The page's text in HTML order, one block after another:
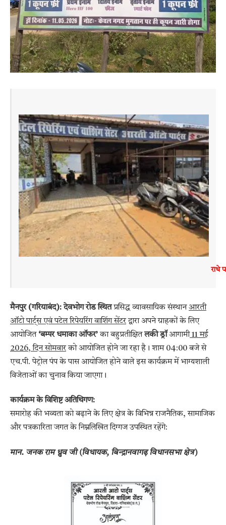
राधे
​मैनपुर (गरियाबंद): देवभोग रोड स्थितप्रसिद्ध व्यावसायिक संस्थानआरती
ऑटो पार्ट्स एवं पटेल रिपेयरिंग वाशिंग सेंटरद्वारा अपने ग्राहकों के लिए
आयोजित ‘बम्पर धमाका ऑफर’का बहुप्रतीक्षितलकी ड्रॉआगामी11 मई
2026, दिन सोमवारको आयोजित होने जा रहा है। शाम 04:00 बजे से
एच.पी. पेट्रोल पंप के पास आयोजित होने वाले इस कार्यक्रम में भाग्यशाली
विजेताओं का चुनाव किया जाएगा।
​कार्यक्रम के विशिष्ट अतिथिगण:
​समारोह की भव्यता को बढ़ाने के लिए क्षेत्र के विभिन्न राजनैतिक, सामाजिक
और पत्रकारिता जगत के निम्नलिखित दिग्गज उपस्थित रहेंगे:
​मान. जनक राम ध्रुव जी (विधायक, बिन्द्रानवागढ़ विधानसभा क्षेत्र)